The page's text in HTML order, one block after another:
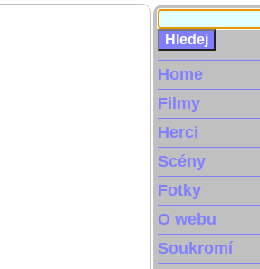
Home
Filmy
Herci
Scény
Fotky
O webu
Soukromí